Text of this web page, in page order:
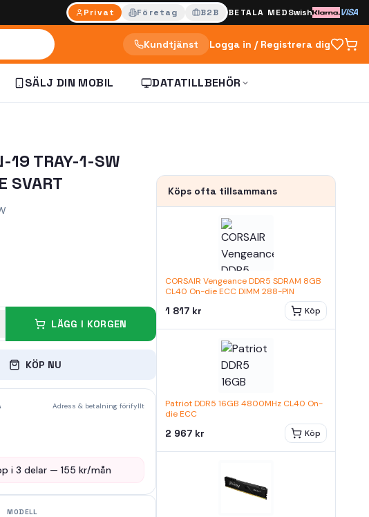
Privat Företag B2B BETALA MEDSwish VISA
Kundtjänst Logga in / Registrera dig
SÄLJ DIN MOBIL DATATILLBEHÖR
19 TRAY-1-SW
SVART
LÄGG I KORGEN
KÖP NU
Adress & betalning förifyllt
i3 delar —155 kr/mån
MODELL
Köps ofta tillsammans
CORSAIR Vengeance DDR5 SDRAM 8GB
CL40 On-die ECC DIMM 288-PIN
1 817 kr Köp
Patriot DDR5 16GB 4800MHz CL40 On-
die ECC
2 967 kr Köp